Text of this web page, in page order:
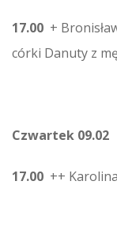
17.00 +
córki Danuty z
Czwartek 09.02
17.00 ++